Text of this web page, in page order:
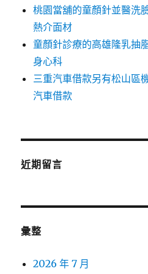
桃園當舖的童顏針並醫洗
熱介面材
童顏針診療的高雄隆乳抽
身心科
三重汽車借款另有松山區
汽車借款
近期留言
彙整
2026 年 7 月